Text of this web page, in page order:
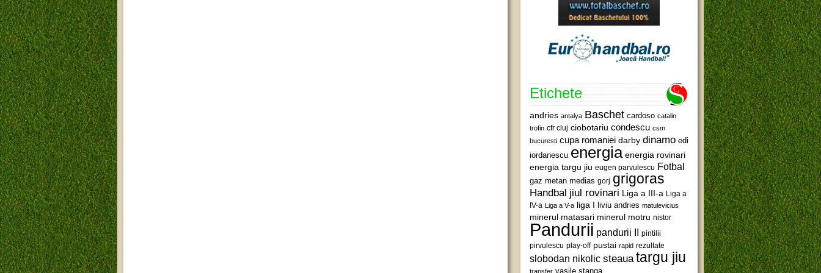
Etichete
andries antalya Baschet cardoso catalin
trofin cfr cluj ciobotariu condescu csm
bucuresti cupa romaniei darby dinamo edi
iordanescu energia energia rovinari
energia targu jiu eugen parvulescu Fotbal
gaz metan medias gorj grigoras
Handbal jiul rovinari Liga a III-a Liga a
IV-a Liga a V-a liga I liviu andries matulevicius
minerul matasari minerul motru nistor
Pandurii pandurii II pintilii
pirvulescu play-off pustai rapid rezultate
slobodan nikolic steaua targu jiu
transfer vasile stanga